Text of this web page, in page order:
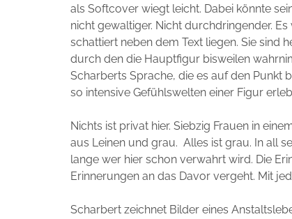
als Softcover wiegt leicht. Dabei könnte
nicht gewaltiger. Nicht durchdringender.
schattiert neben dem Text liegen. Sie sind
durch den die Hauptfigur bisweilen
Scharberts Sprache, die es auf den Punkt
so intensive Gefühlswelten einer Figur
Nichts ist privat hier. Siebzig Frauen in
aus Leinen und grau. Alles ist grau. In all
lange wer hier schon verwahrt wird. Die
Erinnerungen an das Davor vergeht. Mit
Scharbert zeichnet Bilder eines